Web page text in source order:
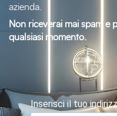
azienda.
Non riceverai mai spam e
qualsiasi momento.
Inserisci il tuo